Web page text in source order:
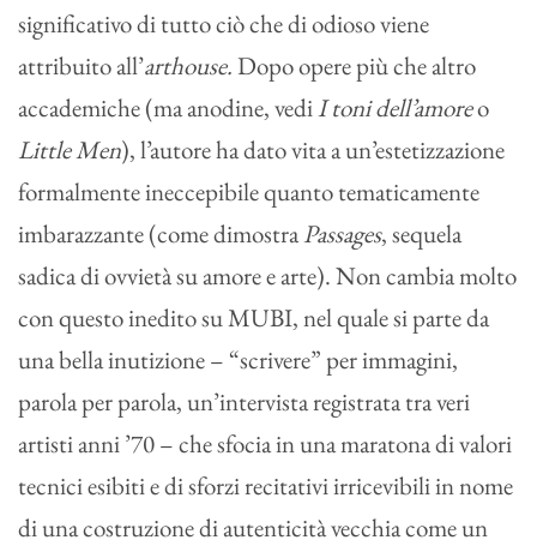
significativo di tutto ciò che di odioso viene
attribuito all’arthouse.Dopo opere più che altro
accademiche (ma anodine, vediI toni dell’amoreo
Little Men), l’autore ha dato vita a un’estetizzazione
formalmente ineccepibile quanto tematicamente
imbarazzante (come dimostraPassages, sequela
sadica di ovvietà su amore e arte). Non cambia molto
con questo inedito su MUBI, nel quale si parte da
una bella inutizione – “scrivere” per immagini,
parola per parola, un’intervista registrata tra veri
artisti anni ’70 – che sfocia in una maratona di valori
tecnici esibiti e di sforzi recitativi irricevibili in nome
di una costruzione di autenticità vecchia come un